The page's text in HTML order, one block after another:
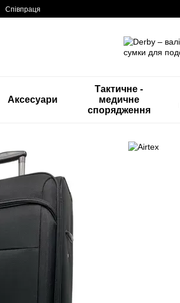
Співпраця
Аксесуари
Тактичне -
медичне
спорядження